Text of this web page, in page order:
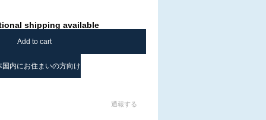
shipping available
Add to cart
国内にお住まいの方向け
通報する